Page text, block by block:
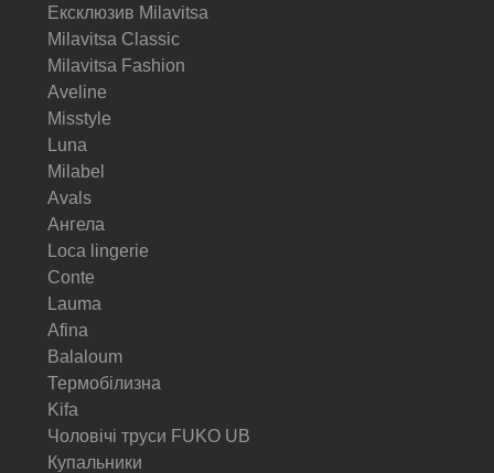
Ексклюзив Milavitsa
Milavitsa Classic
Milavitsa Fashion
Aveline
Misstyle
Luna
Milabel
Avals
Ангела
Loca lingerie
Conte
Lauma
Afina
Balaloum
Термобілизна
Kifa
Чоловічі труси FUKO UB
Купальники